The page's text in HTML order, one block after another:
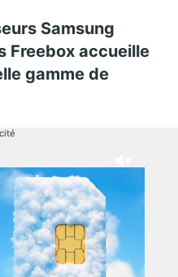
Samsung
Freebox accueille
gamme de